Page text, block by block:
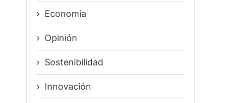
Economía
Opinión
Sostenibilidad
Innovación